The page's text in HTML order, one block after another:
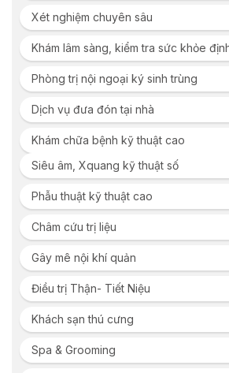
Xét nghiệm chuyên sâu
Khám lâm sàng, kiểm tra sức khỏe
Phòng trị nội ngoại ký sinh trùng
Dịch vụ đưa đón tại nhà
Khám chữa bệnh kỹ thuật cao
Siêu âm, Xquang kỹ thuật số
Phẫu thuật kỹ thuật cao
Châm cứu trị liệu
Gây mê nội khí quản
Điều trị Thận- Tiết Niệu
Khách sạn thú cưng
Spa & Grooming